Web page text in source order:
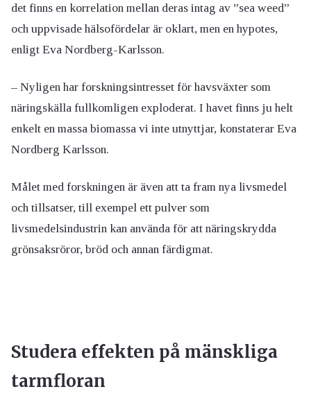
det finns en korrelation mellan deras intag av ”sea weed”
och uppvisade hälsofördelar är oklart, men en hypotes,
enligt Eva Nordberg-Karlsson.
– Nyligen har forskningsintresset för havsväxter som
näringskälla fullkomligen exploderat. I havet finns ju helt
enkelt en massa biomassa vi inte utnyttjar, konstaterar Eva
Nordberg Karlsson.
Målet med forskningen är även att ta fram nya livsmedel
och tillsatser, till exempel ett pulver som
livsmedelsindustrin kan använda för att näringskrydda
grönsaksröror, bröd och annan färdigmat.
Studera effekten på mänskliga
tarmfloran